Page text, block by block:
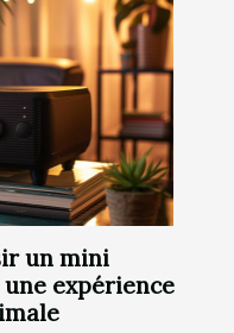
un mini
expérience